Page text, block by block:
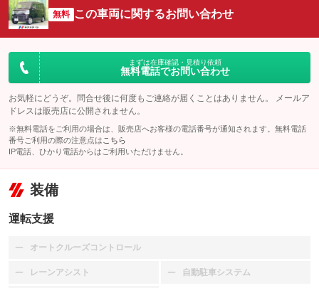
無料 この車両に関するお問い合わせ
まずは在庫確認・見積り依頼
無料電話でお問い合わせ
お気軽にどうぞ。問合せ後に何度もご連絡が届くことはありません。 メールア
ドレスは販売店に公開されません。
※無料電話をご利用の場合は、販売店へお客様の電話番号が通知されます。無料電話
番号ご利用の際の注意点は こちら
IP電話、ひかり電話からはご利用いただけません。
装備
運転支援
オートクルーズコントロール
：装備なし
レーンアシスト
：装備なし 自動駐車システム
：装備なし